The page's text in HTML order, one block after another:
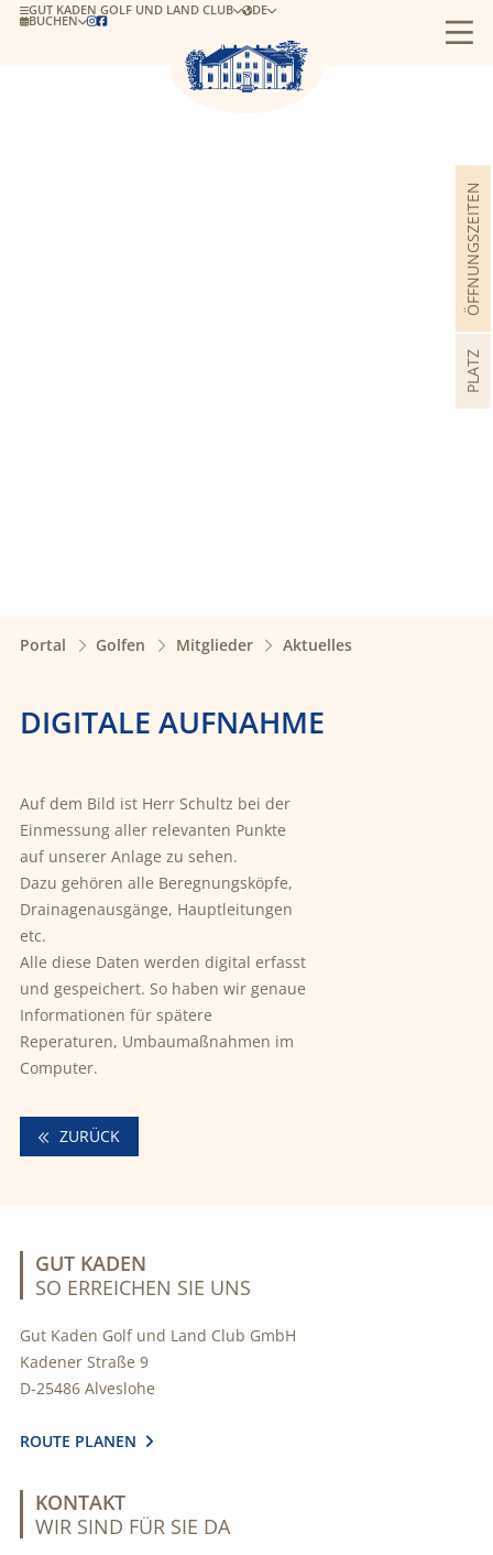
BUCHEN 
GUT KADEN GOLF UND LAND CLUB DE
PLATZ
ÖFFNUNGSZEITEN
Portal Golfen Mitglieder Aktuelles
DIGITALE AUFNAHME
Auf dem Bild ist Herr Schultz bei der
Einmessung aller relevanten Punkte
auf unserer Anlage zu sehen.
Dazu gehören alle Beregnungsköpfe,
Drainagenausgänge, Hauptleitungen
etc.
Alle diese Daten werden digital erfasst
und gespeichert. So haben wir genaue
Informationen für spätere
Reperaturen, Umbaumaßnahmen im
Computer.
ZURÜCK
GUT KADEN
SO ERREICHEN SIE UNS
Gut Kaden Golf und Land Club GmbH
Kadener Straße 9
D-25486 Alveslohe
ROUTE PLANEN 
KONTAKT
WIR SIND FÜR SIE DA